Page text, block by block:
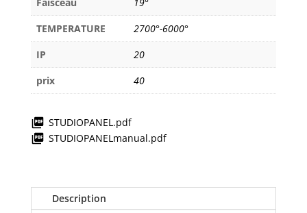
TEMPERATURE
2700°-6000°
IP
20
prix
40
STUDIOPANEL.pdf
STUDIOPANELmanual.pdf
Description